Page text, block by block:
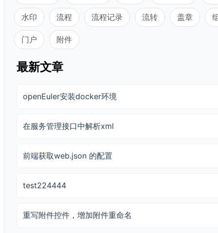
水印 流程 流程记录 流转 盖章
门户 附件
最新文章
openEuler安装docker环境
在服务管理接口中解析xml
前端获取web.json 的配置
test224444
重写附件控件，增加附件重命名